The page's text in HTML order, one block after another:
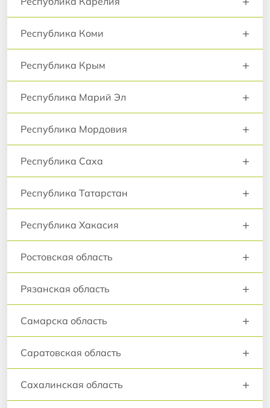
Республика Коми +
Республика Крым +
Республика Марий Эл +
Республика Мордовия +
Республика Саха +
Республика Татарстан +
Республика Хакасия +
Ростовская область +
Рязанская область +
Самарска область +
Саратовская область +
Сахалинская область +